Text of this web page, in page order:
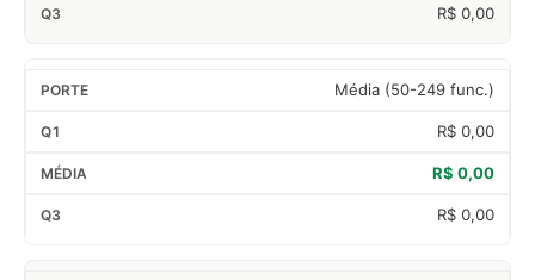
R$ 0,00
Média (50-249 func.)
R$ 0,00
R$ 0,00
R$ 0,00